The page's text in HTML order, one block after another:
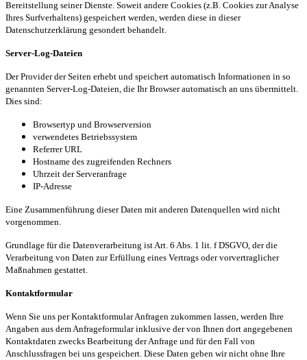
Bereitstellung seiner Dienste. Soweit andere Cookies (z.B. Cookies zur Analyse
Ihres Surfverhaltens) gespeichert werden, werden diese in dieser
Datenschutzerklärung gesondert behandelt.
Server-Log-Dateien
Der Provider der Seiten erhebt und speichert automatisch Informationen in so
genannten Server-Log-Dateien, die Ihr Browser automatisch an uns übermittelt.
Dies sind:
Browsertyp und Browserversion
verwendetes Betriebssystem
ReferrerURL
Hostname des zugreifenden Rechners
Uhrzeit der Serveranfrage
IP-Adresse
Eine Zusammenführung dieser Daten mit anderen Datenquellen wird nicht
vorgenommen.
Grundlage für die Datenverarbeitung ist Art. 6 Abs. 1 lit . f DSGVO, der die
Verarbeitung von Daten zur Erfüllung eines Vertrags oder vorvertraglicher
Maßnahmen gestattet.
Kontaktformular
Wenn Sie uns per Kontaktformular Anfragen zukommen lassen, werden Ihre
Angaben aus dem Anfrageformular inklusive der von Ihnen dort angegebenen
Kontaktdaten zwecks Bearbeitung der Anfrage und für den Fall von
Anschlussfragen bei uns gespeichert. Diese Daten geben wir nicht ohne Ihre